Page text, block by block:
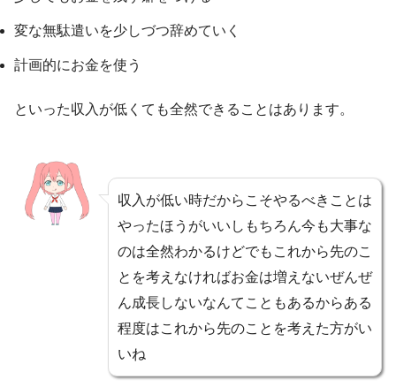
変な無駄遣いを少しづつ辞めていく
計画的にお金を使う
といった収入が低くても全然できることはあります。
収入が低い時だからこそやるべきことは
やったほうがいいしもちろん今も大事な
のは全然わかるけどでもこれから先のこ
とを考えなければお金は増えないぜんぜ
ん成長しないなんてこともあるからある
程度はこれから先のことを考えた方がい
いね